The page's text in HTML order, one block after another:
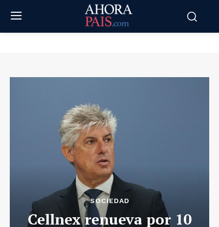
SOCIEDAD
Cellnex renueva por 10